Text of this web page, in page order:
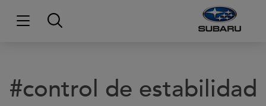
#control de estabilidad